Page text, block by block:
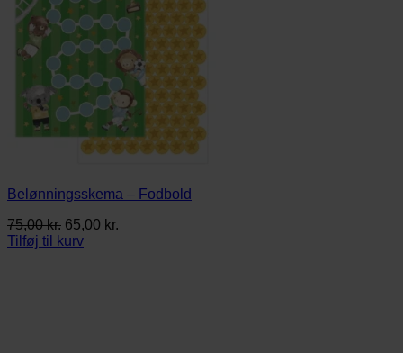
Belønningsskema – Fodbold
75,00kr. Den
oprindelige
65,00 kr.
Tilføj til kurv